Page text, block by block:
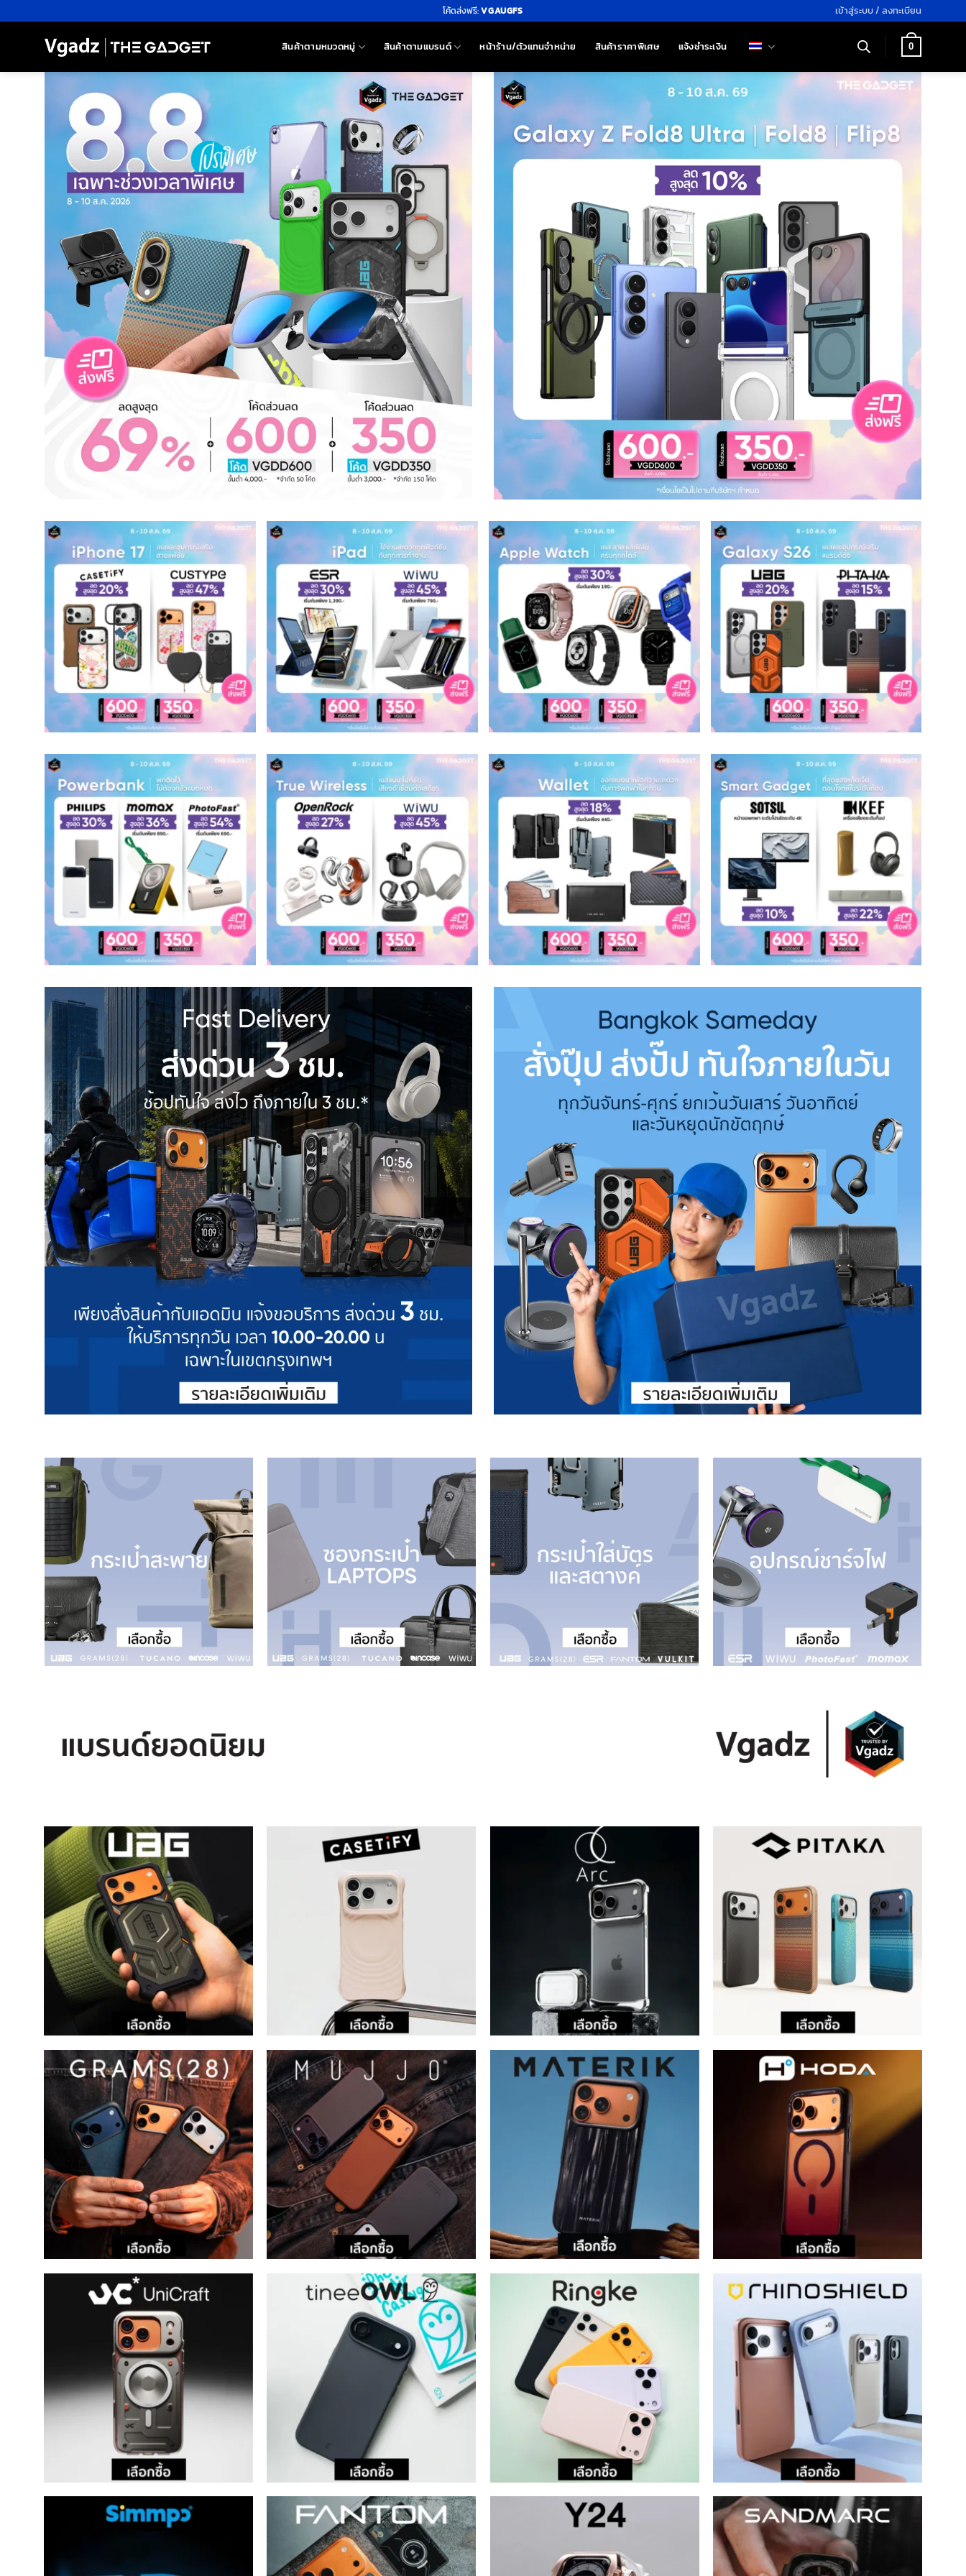
ไป
โค้ดส่งฟรี:VGAUGFS เข้าสู่ระบบ / ลงทะเบียน
สินค้าตามหมวดหมู่ สินค้าตามแบรนด์ หน้าร้าน/ตัวแทนจำหน่าย สินค้าราคาพิเศษ แจ้งชำระเงิน 0